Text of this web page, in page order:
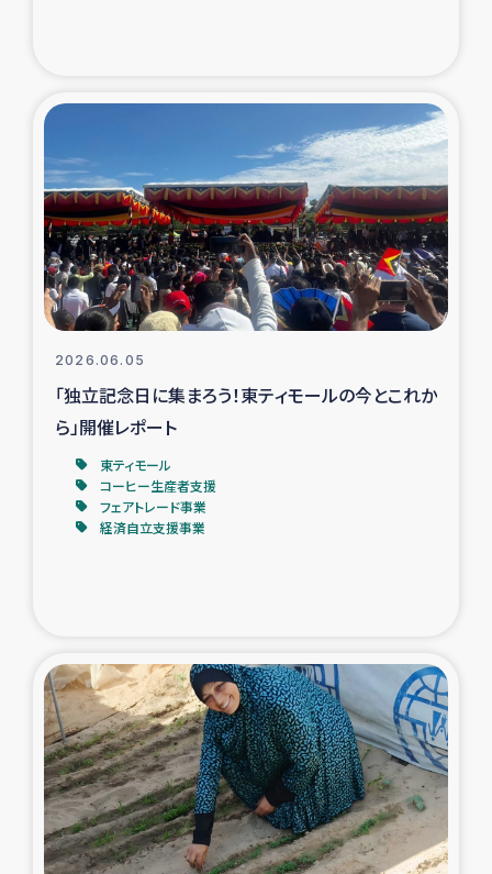
デニヤヤ小規模紅茶農家支援
コーヒー生産者支援
アイナロ県マウベシ郡でのコーヒー畑改善事業
ベイルート大規模爆発被災者支援
女性の生計向上支援
アグロフォレストリー（カカオ）事業
2026.06.05
「独立記念日に集まろう！東ティモールの今とこれか
ら」開催レポート
東ティモール
コーヒー生産者支援
フェアトレード事業
経済自立支援事業